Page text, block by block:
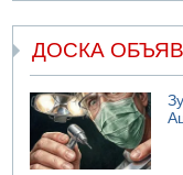
ДОСКА